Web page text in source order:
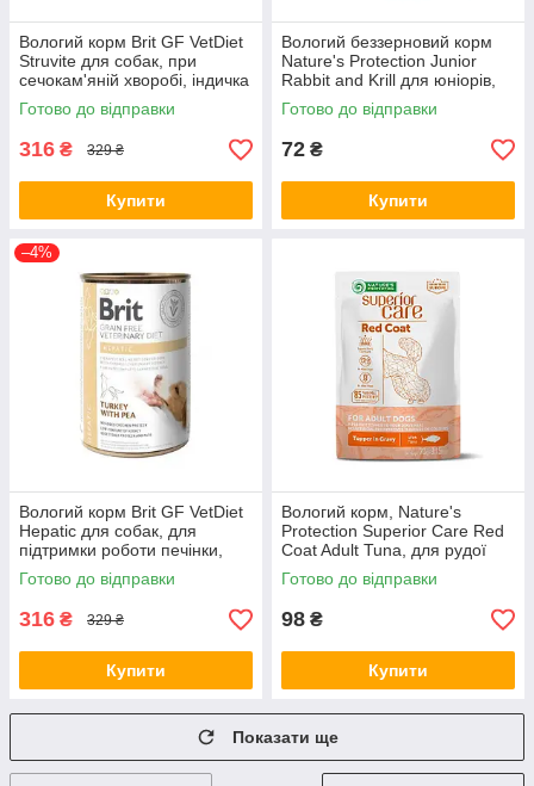
Вологий корм Brit GF VetDiet
Struvite для собак, при
сечокам'яній хворобі, індичка
та горошок, 400 г (*)
Готово до відправки
316 ₴ 329 ₴
Купити
Вологий беззерновий корм
Nature's Protection Junior
Rabbit and Krill для юніорів,
85 г (NPSC47912) (*)
Готово до відправки
72 ₴
Купити
–4%
Вологий корм Brit GF VetDiet
Hepatic для собак, для
підтримки роботи печінки,
індичка та горошок, 400 г (*)
Готово до відправки
316 ₴ 329 ₴
Купити
Вологий корм, Nature's
Protection Superior Care Red
Coat Adult Tuna, для рудої
шерсті, 70 г, UNINPSC70011
(*)
Готово до відправки
98 ₴
Купити
Показати ще